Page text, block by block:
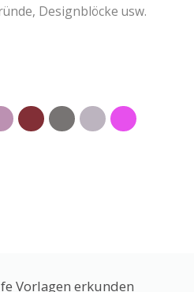
Designblöcke usw.
Vorlagen erkunden